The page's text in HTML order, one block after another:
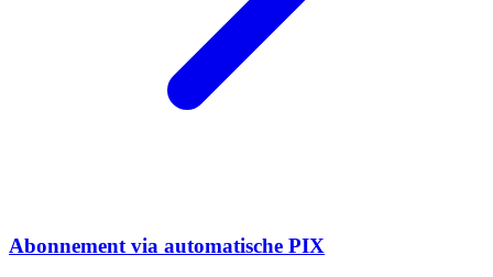
Abonnement via automatische PIX